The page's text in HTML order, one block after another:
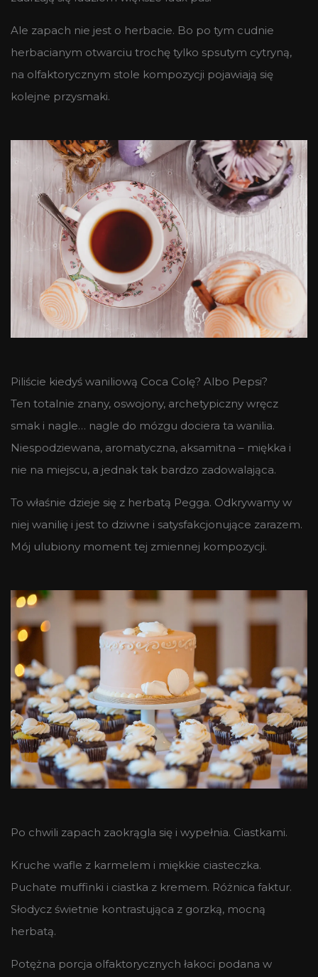
Ale zapach nie jest o herbacie. Bo po tym cudnie
herbacianym otwarciu trochę tylko spsutym cytryną,
na olfaktorycznym stole kompozycji pojawiają się
kolejne przysmaki.
Piliście kiedyś waniliową Coca Colę? Albo Pepsi?
Ten totalnie znany, oswojony, archetypiczny wręcz
smak i nagle… nagle do mózgu dociera ta wanilia.
Niespodziewana, aromatyczna, aksamitna – miękka i
nie na miejscu, a jednak tak bardzo zadowalająca.
To właśnie dzieje się z herbatą Pegga. Odkrywamy w
niej wanilię i jest to dziwne i satysfakcjonujące zarazem.
Mój ulubiony moment tej zmiennej kompozycji.
Po chwili zapach zaokrągla się i wypełnia. Ciastkami.
Kruche wafle z karmelem i miękkie ciasteczka.
Puchate muffinki i ciastka z kremem. Różnica faktur.
Słodycz świetnie kontrastująca z gorzką, mocną
herbatą.
Potężna porcja olfaktorycznych łakoci podana w